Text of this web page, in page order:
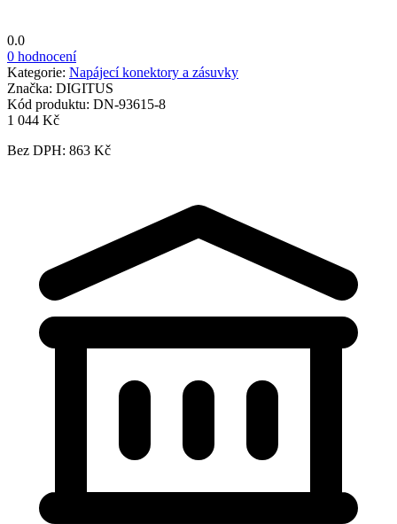
0.0
0 hodnocení
Kategorie: Napájecí konektory a zásuvky
Značka: DIGITUS
Kód produktu: DN-93615-8
1 044 Kč
Bez DPH: 863 Kč